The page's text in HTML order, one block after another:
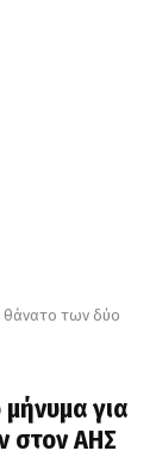
θάνατο των δύο
για
στον ΑΗΣ